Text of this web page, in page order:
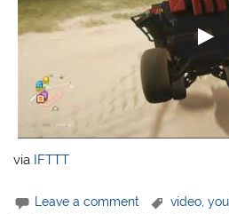
via IFTTT
Leave a comment video ,